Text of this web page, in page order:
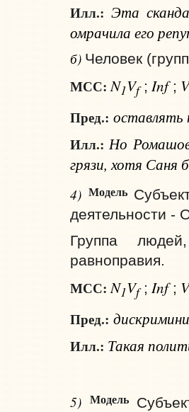
Илл.: Эта
омрачила его
б) Человек
МСС: N1Vf; Inf; V
Пред.: оставлять
Илл.: Но Ромашов
грязи, хотя Саня
4) Модель
деятельности -
Группа
равноправия.
МСС: N1Vf; Inf; V
Пред.:
Илл.: Такая
5) Модель